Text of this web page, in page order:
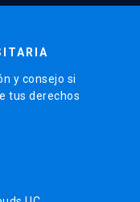
y consejo si
tus derechos